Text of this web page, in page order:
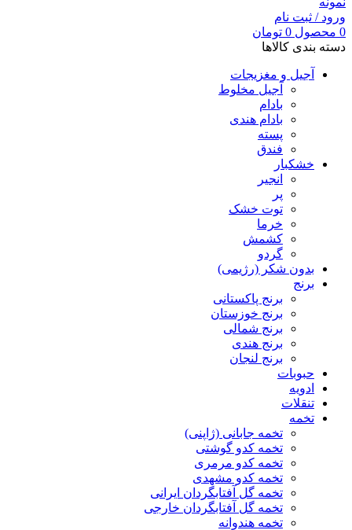
ورود / ثبت نام
0 محصول 0 تومان
دسته بندی کالاها
آجیل و مغزیجات
آجیل مخلوط
بادام
بادام هندی
پسته
فندق
خشکبار
انجیر
پر
توت خشک
خرما
کشمش
گردو
بدون شکر (رژیمی)
برنج
برنج پاکستانی
برنج خوزستان
برنج شمالی
برنج هندی
برنج لنجان
حبوبات
ادویه
تنقلات
تخمه
تخمه جابانی (ژاپنی)
تخمه کدو گوشتی
تخمه کدو مرمری
تخمه کدو مشهدی
تخمه گل آفتابگردان ایرانی
تخمه گل آفتابگردان خارجی
تخمه هندوانه